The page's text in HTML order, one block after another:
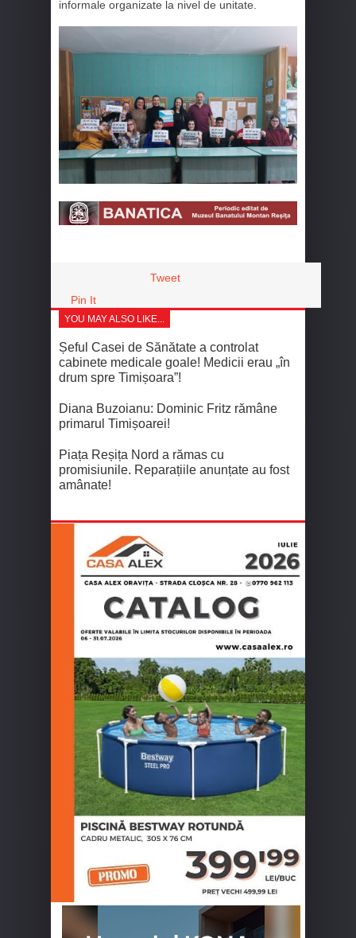
informale organizate la nivel de unitate.
Tweet
Pin It
YOU MAY ALSO LIKE...
Șeful Casei de Sănătate a controlat
cabinete medicale goale! Medicii erau „în
drum spre Timișoara”!
Diana Buzoianu: Dominic Fritz rămâne
primarul Timișoarei!
Piața Reșița Nord a rămas cu
promisiunile. Reparațiile anunțate au fost
amânate!